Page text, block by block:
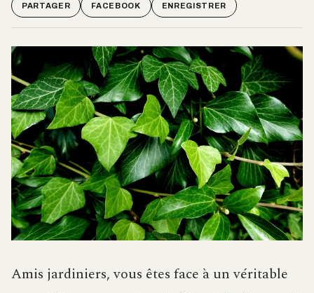
PARTAGER FACEBOOK ENREGISTRER
Amis jardiniers, vous êtes face à un véritable